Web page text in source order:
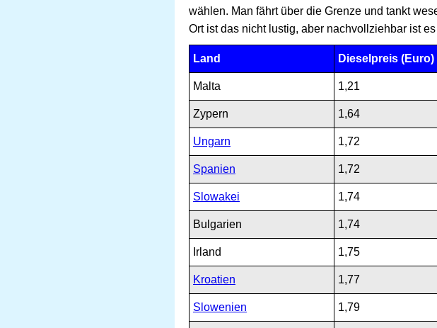
wählen. Man fährt über die Grenze und tankt
Ort ist das nicht lustig, aber nachvollziehbar ist
Land Dieselpreis (Euro)
Malta 1,21
Zypern 1,64
Ungarn 1,72
Spanien 1,72
Slowakei 1,74
Bulgarien 1,74
Irland 1,75
Kroatien 1,77
Slowenien 1,79